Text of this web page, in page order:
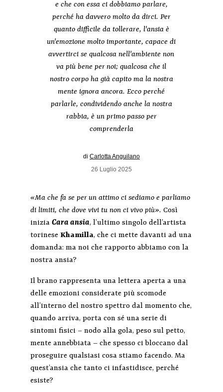
e che con essa ci dobbiamo parlare,
perché ha davvero molto da dirci. Per
quanto difficile da tollerare, l'ansia è
un'emozione molto importante, capace di
avvertirci se qualcosa nell'ambiente non
va più bene per noi; qualcosa che il
nostro corpo ha già capito ma la nostra
mente ignora ancora. Ecco perché
parlarle, condividendo anche la nostra
rabbia, è un primo passo per
comprenderla
di Carlotta Anguilano
26 Luglio 2025
«Ma che fa se per un attimo ci sediamo e parliamo
di limiti, che dove vivi tu non ci vivo più». Così
inizia Cara ansia, l’ultimo singolo dell’artista
torinese Khamilla, che ci mette davanti ad una
domanda: ma noi che rapporto abbiamo con la
nostra ansia?
Il brano rappresenta una lettera aperta a una
delle emozioni considerate più scomode
all’interno del nostro spettro dal momento che,
quando arriva, porta con sé una serie di
sintomi fisici – nodo alla gola, peso sul petto,
mente annebbiata – che spesso ci bloccano dal
proseguire qualsiasi cosa stiamo facendo. Ma
quest’ansia che tanto ci infastidisce, perché
esiste?